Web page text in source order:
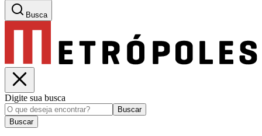
Busca
Digite sua busca
Buscar
Buscar